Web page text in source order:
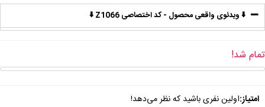
⬇️ ویدئوی واقعی محصول - کد اختصاصی Z1066 ⬇️
تمام شد!
امتیاز:اولین نفری باشید که نظر می‌دهد!